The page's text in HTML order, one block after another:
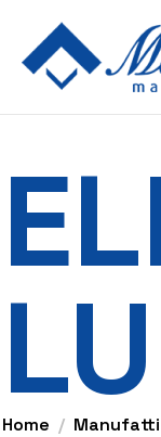
Home Manufatti